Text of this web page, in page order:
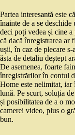
Partea interesantă este
înainte de a se deschide
deci poți vedea și cine
că dacă înregistrarea ar
ușii, în caz de plecare
ăsta de detaliu deștept
De asemenea, foarte
înregistrărilor în contul
Home este nelimitat, iar
lună. Pe scurt, soluția
și posibilitatea de a o
camerei video, plus o
bun.